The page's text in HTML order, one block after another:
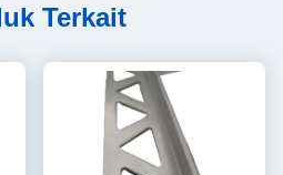
Terkait